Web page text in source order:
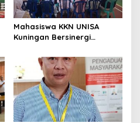
Mahasiswa KKN UNISA
Kuningan Bersinergi
Puskesmas, Fokus Edukasi
ASI, Cegah Stunting hingga
Perawatan Lansia